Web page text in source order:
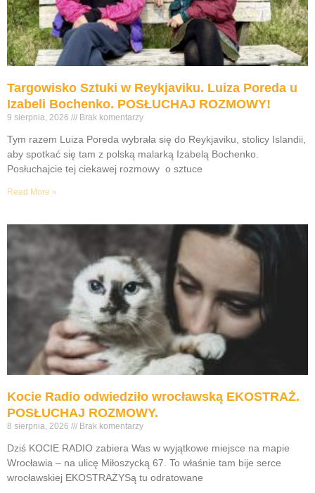
Targowisko Sztuki w Reykjaviku. Luiza Poreda u
Izabeli Bochenko. POSŁUCHAJ ROZMOWY!
9 sierpnia, 2026 Brak komentarzy
Tym razem Luiza Poreda wybrała się do Reykjaviku, stolicy Islandii,
aby spotkać się tam z polską malarką Izabelą Bochenko.
Posłuchajcie tej ciekawej rozmowy o sztuce
Read More »
Kocie Radio odwiedziło wrocławską EKOSTRAŻ.
POSŁUCHAJ ROZMOWY.
8 sierpnia, 2026 Brak komentarzy
Dziś KOCIE RADIO zabiera Was w wyjątkowe miejsce na mapie
Wrocławia – na ulicę Miłoszycką 67. To właśnie tam bije serce
wrocławskiej EKOSTRAŻYSą tu odratowane